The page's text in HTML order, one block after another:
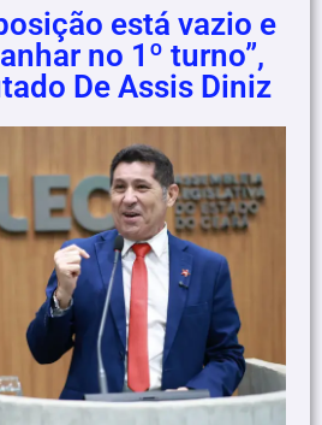
está vazio e
no 1º turno”,
De Assis Diniz